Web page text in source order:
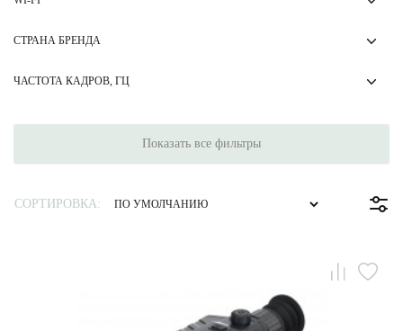
СТРАНА БРЕНДА
ЧАСТОТА КАДРОВ, ГЦ
Показать все фильтры
СОРТИРОВКА: